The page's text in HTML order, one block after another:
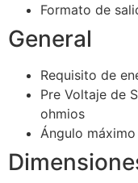
Formato de
General
Requisito de
Pre Voltaje de
ohmios
Ángulo